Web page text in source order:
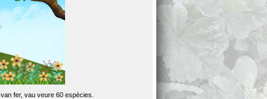
fer, vau veure 60 espècies.